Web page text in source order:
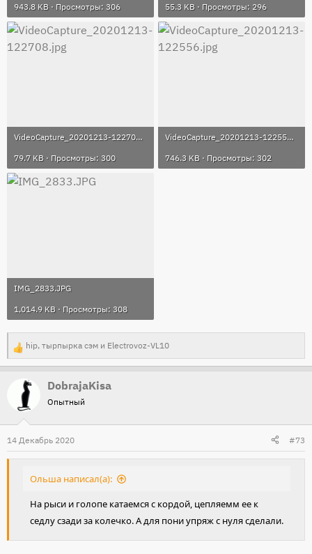
943.8 KB · Просмотры: 306
55.3 KB · Просмотры: 296
VideoCapture_20201213-122708.jpg
79.7 KB · Просмотры: 300
VideoCapture_20201213-122556.jpg
746.3 KB · Просмотры: 302
IMG_2833.JPG
1,014.9 KB · Просмотры: 308
Р
е
и
и
hip, тырпырка сэм и Electrovoz-VL10
DobrajaKisa
Опытный
14 Декабрь 2020 #73
Ольша написал(а):
На рыси и голопе катаемся с кордой, цепляемм ее к
седлу сзади за колечко. А для пони упряж с нуля сделали.